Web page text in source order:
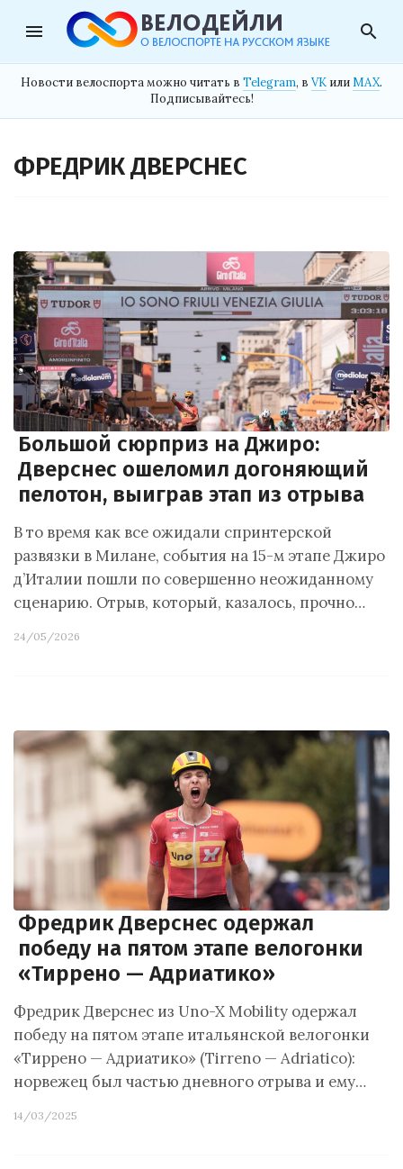
menu search
Новости велоспорта можно читать в Telegram, в VK илиMAX.
Подписывайтесь!
ФРЕДРИК ДВЕРСНЕС
Большой сюрприз на Джиро:
Дверснес ошеломил догоняющий
пелотон, выиграв этап из отрыва
В то время как все ожидали спринтерской
развязки в Милане, события на 15-м этапе Джиро
д’Италии пошли по совершенно неожиданному
сценарию. Отрыв, который, казалось, прочно…
24/05/2026
Фредрик Дверснес одержал
победу на пятом этапе велогонки
«Тиррено — Адриатико»
Фредрик Дверснес из Uno-X Mobility одержал
победу на пятом этапе итальянской велогонки
«Тиррено — Адриатико» (Tirreno — Adriatico):
норвежец был частью дневного отрыва и ему…
14/03/2025